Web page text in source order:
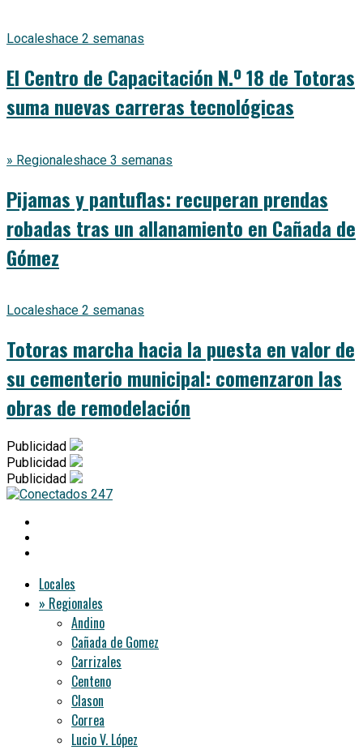
Localeshace 2 semanas
El Centro de Capacitación N.º 18 de Totoras
suma nuevas carreras tecnológicas
» Regionaleshace 3 semanas
Pijamas y pantuflas: recuperan prendas
robadas tras un allanamiento en Cañada de
Gómez
Localeshace 2 semanas
Totoras marcha hacia la puesta en valor de
su cementerio municipal: comenzaron las
obras de remodelación
Publicidad
Publicidad
Publicidad
Locales
» Regionales
Andino
Cañada de Gomez
Carrizales
Centeno
Clason
Correa
Lucio V. López